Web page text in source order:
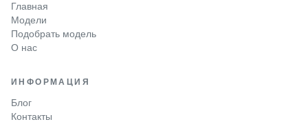
Главная
Модели
Подобрать модель
О нас
ИНФОРМАЦИЯ
Блог
Контакты